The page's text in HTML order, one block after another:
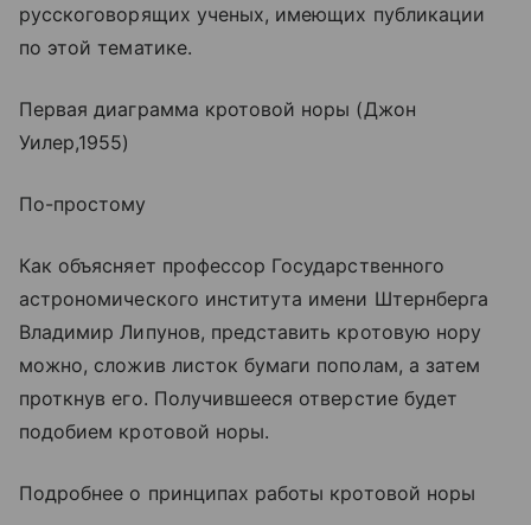
русскоговорящих ученых, имеющих публикации
по этой тематике.
Первая диаграмма кротовой норы (Джон
Уилер,1955)
По-простому
Как объясняет профессор Государственного
астрономического института имени Штернберга
Владимир Липунов, представить кротовую нору
можно, сложив листок бумаги пополам, а затем
проткнув его. Получившееся отверстие будет
подобием кротовой норы.
Подробнее о принципах работы кротовой норы